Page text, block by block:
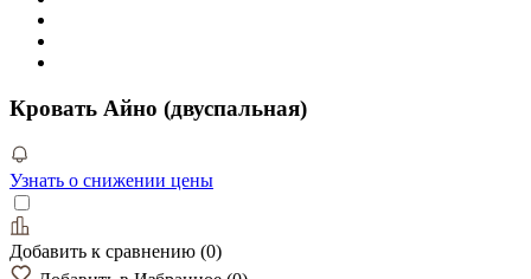
Кровать Айно (двуспальная)
Узнать о снижении цены
Добавить к сравнению (0)